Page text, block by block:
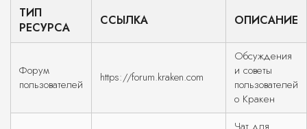
ТИП
РЕСУРСА
ССЫЛКА ОПИСАНИЕ
Форум
пользователей
https://forum.kraken.com
Обсуждения
и советы
пользователей
о Кракен